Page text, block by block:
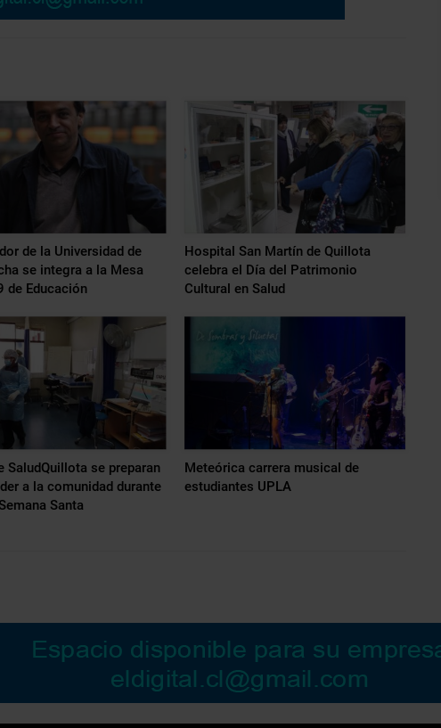
de la Universidad de
se integra a la Mesa
de Educación
Hospital San Martín de Quillota
celebra el Día del Patrimonio
Cultural en Salud
SaludQuillota se preparan
a la comunidad durante
Santa
Meteórica carrera musical de
estudiantes UPLA